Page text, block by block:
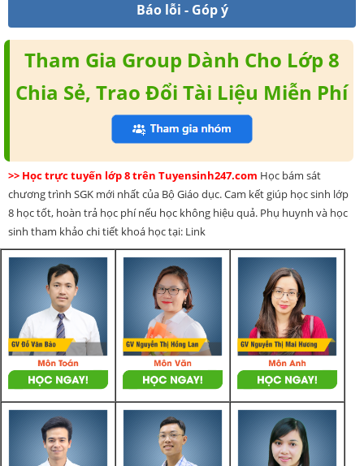
Báo lỗi - Góp ý
Tham Gia Group Dành Cho Lớp 8
Chia Sẻ, Trao Đổi Tài Liệu Miễn Phí
>> Học trực tuyến lớp 8 trên Tuyensinh247.com Học bám sát
chương trình SGK mới nhất của Bộ Giáo dục. Cam kết giúp học sinh lớp
8 học tốt, hoàn trả học phí nếu học không hiệu quả. Phụ huynh và học
sinh tham khảo chi tiết khoá học tại: Link